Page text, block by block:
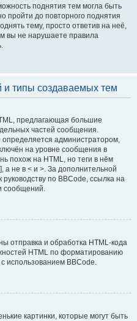
поднятия тем могла быть
пройти до повторного поднятия
тему, просто ответив на неё,
вы не нарушаете правила
типы создаваемых тем
предлагающая большие
частей сообщения.
администратором,
на уровне сообщения в
похож на HTML, но теги в нём
а не в < и >. За дополнительной
по BBCode, ссылка на
сообщений.
отправка и обработка HTML-кода
HTML по форматированию
использованием BBCode.
картинки, которые могут быть